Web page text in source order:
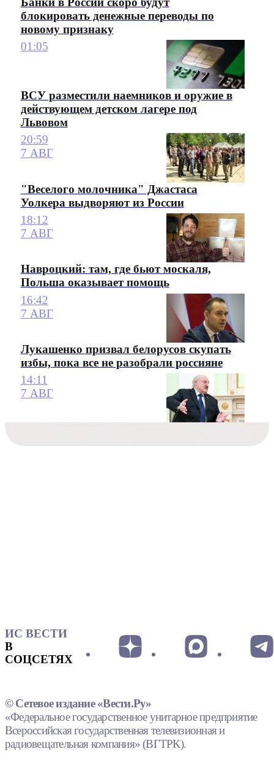
блокировать денежные переводы по
новому признаку
01:05
ВСУ разместили наемников и оружие в
действующем детском лагере под
Львовом
20:59
7 АВГ
"Веселого молочника" Джастаса
Уолкера выдворяют из России
18:12
7 АВГ
Навроцкий: там, где бьют москаля,
Польша оказывает помощь
16:42
7 АВГ
Лукашенко призвал белорусов скупать
избы, пока все не разобрали россияне
14:11
7 АВГ
ИС ВЕСТИ
В
СОЦСЕТЯХ
© Сетевое издание «Вести.Ру»
«Федеральное государственное унитарное предприятие
Всероссийская государственная телевизионная и
радиовещательная компания» (ВГТРК).